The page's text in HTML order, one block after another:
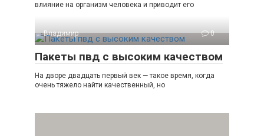
влияние на организм человека и приводит его
Владимир 0
Пакеты пвд с высоким качеством
На дворе двадцать первый век — такое время, когда
очень тяжело найти качественный, но